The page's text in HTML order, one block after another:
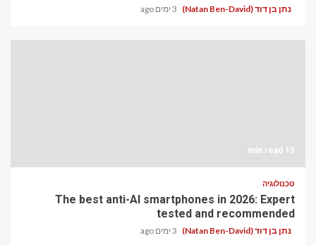
נתן בן דוד (Natan Ben-David) 3 ימים ago
15 min read
טכנולוגיה
The best anti-AI smartphones in 2026: Expert
tested and recommended
נתן בן דוד (Natan Ben-David) 3 ימים ago